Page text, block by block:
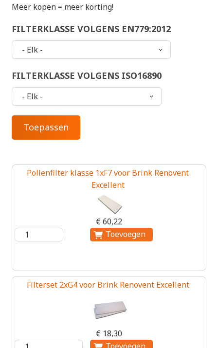
Meer kopen = meer korting!
FILTERKLASSE VOLGENS EN779:2012
FILTERKLASSE VOLGENS ISO16890
Pollenfilter klasse 1xF7 voor Brink Renovent
Excellent
€ 60,22
Filterset 2xG4 voor Brink Renovent Excellent
€ 18,30